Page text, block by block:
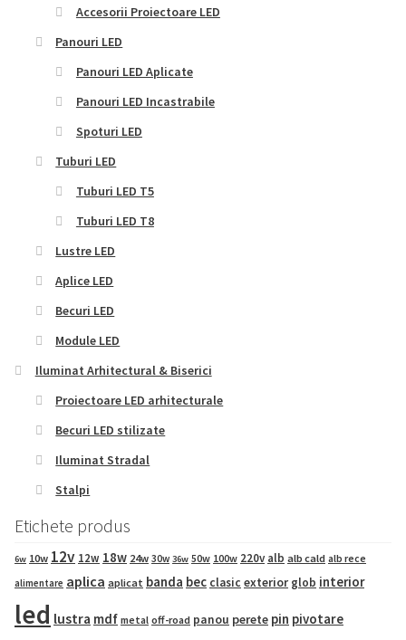
Accesorii Proiectoare LED
Panouri LED
Panouri LED Aplicate
Panouri LED Incastrabile
Spoturi LED
Tuburi LED
Tuburi LED T5
Tuburi LED T8
Lustre LED
Aplice LED
Becuri LED
Module LED
Iluminat Arhitectural & Biserici
Proiectoare LED arhitecturale
Becuri LED stilizate
Iluminat Stradal
Stalpi
Etichete produs
6w 10w 12v 12w 18w 24w 30w 36w 50w 100w 220v alb alb cald alb rece
alimentare aplica aplicat banda bec clasic exterior glob interior
led lustra mdf metal off-road panou perete pin pivotare